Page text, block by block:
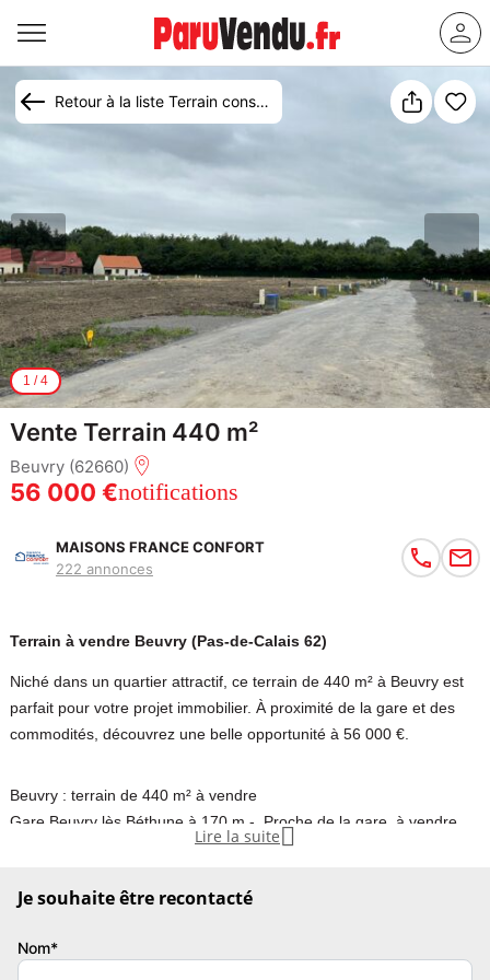
Retour à la liste Terrain constructible à vendre Beuvry
1 /4
Vente Terrain 440 m²
Beuvry (62660)
56 000 €notifications
MAISONS FRANCE CONFORT
222 annonces
Terrain à vendre Beuvry (Pas-de-Calais 62)
Niché dans un quartier attractif, ce terrain de 440 m² à Beuvry est
parfait pour votre projet immobilier. À proximité de la gare et des
commodités, découvrez une belle opportunité à 56 000 €.
Beuvry : terrain de 440 m² à vendre
Gare Beuvry lès Béthune à 170 m - Proche de la gare, à vendre,
niché dans un quartier attractif de Beuvry (62660) : terrain de 440
À dix minutes : gare (Beuvry lès Béthune), écoles, bibliothèque et
Il est proposé à l'achat pour 56 000 €. Prenez contact avec notre
Lire la suite 
Je souhaite être recontacté
Nom*